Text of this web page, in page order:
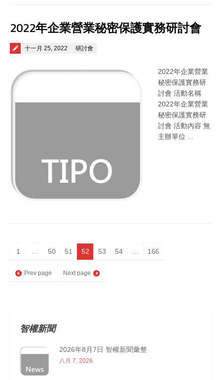
2022年企業營業秘密保護實務研討會
Posted on
十一月 25, 2022 研討會
2022年企業營業
秘密保護實務研
討會 活動名稱
2022年企業營業
秘密保護實務研
討會 活動內容 無
主辦單位 ...
1 … 50 51 52 53 54 … 166
Prev page Next page
智權新聞
2026年8月7日 智權新聞彙整
八月 7, 2026